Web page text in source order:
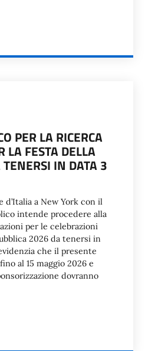
PER LA RICERCA
LA FESTA DELLA
IN DATA 3
d’Italia a New York con il
intende procedere alla
per le celebrazioni
2026 da tenersi in
che il presente
al 15 maggio 2026 e
dovranno